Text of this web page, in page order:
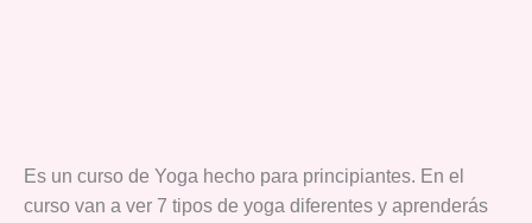
Es un curso de Yoga hecho para principiantes. En el
curso van a ver 7 tipos de yoga diferentes y aprenderás